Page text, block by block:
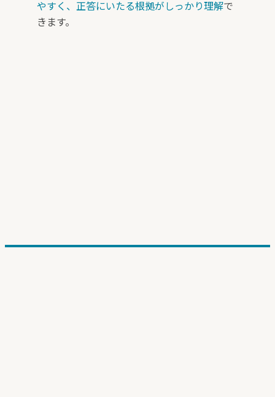
やすく、正答にいたる根拠がしっかり理解で
きます。